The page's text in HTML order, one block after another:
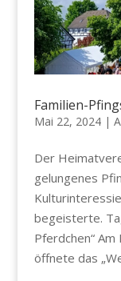
Familien-
Mai 22, 2024|
Der
gelungenes
begeisterte.
Pferdchen“
öffnete das